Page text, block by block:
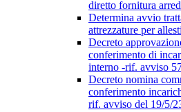
diretto fornitura
Determina avvio
attrezzature per
Decreto
conferimento di
interno -rif. avviso
Decreto nomina
conferimento
rif. avviso del 19/5/